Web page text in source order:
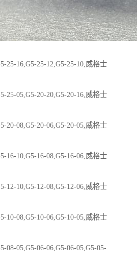
25-16,G5-25-12,G5-25-10,威格士
25-05,G5-20-20,G5-20-16,威格士
20-08,G5-20-06,G5-20-05,威格士
16-10,G5-16-08,G5-16-06,威格士
12-10,G5-12-08,G5-12-06,威格士
10-08,G5-10-06,G5-10-05,威格士
08-05,G5-06-06,G5-06-05,G5-05-